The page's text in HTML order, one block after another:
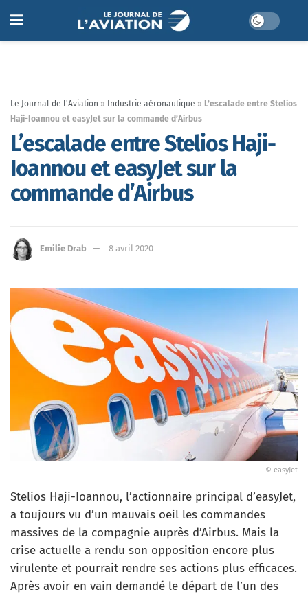
Le Journal de l'Aviation » Industrie aéronautique » L’escalade entre Stelios
Haji-Ioannou et easyJet sur la commande d’Airbus
L’escalade entre Stelios Haji-
Ioannou et easyJet sur la
commande d’Airbus
Emilie Drab 8 avril 2020
© easyJet
Stelios Haji-Ioannou, l’actionnaire principal d’easyJet,
a toujours vu d’un mauvais oeil les commandes
massives de la compagnie auprès d’Airbus. Mais la
crise actuelle a rendu son opposition encore plus
virulente et pourrait rendre ses actions plus efficaces.
Après avoir en vain demandé le départ de l’un des